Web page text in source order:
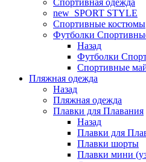
Спортивная одежда
new_SPORT STYLE
Спортивные костюмы
Футболки
Назад
Футболки
Спортивные
Пляжная одежда
Назад
Пляжная одежда
Плавки для Плавания
Назад
Плавки для
Плавки шорты
Плавки мини